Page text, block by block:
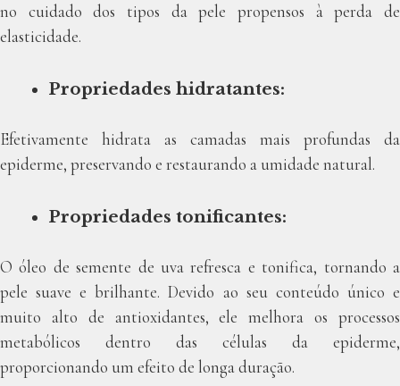
no cuidado dos tipos da pele propensos à perda de
elasticidade.
Propriedades hidratantes:
Efetivamente hidrata as camadas mais profundas da
epiderme, preservando e restaurando a umidade natural.
Propriedades tonificantes:
O óleo de semente de uva refresca e tonifica, tornando a
pele suave e brilhante. Devido ao seu conteúdo único e
muito alto de antioxidantes, ele melhora os processos
metabólicos dentro das células da epiderme,
proporcionando um efeito de longa duração.